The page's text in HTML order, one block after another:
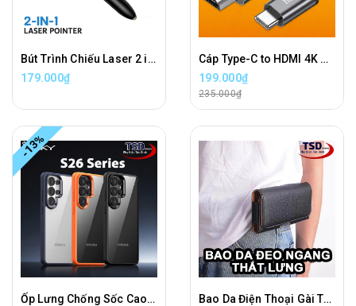
Bút Trình Chiếu Laser 2 in 1 Hoco GM203 Wireless Presenter Chính Hãng
179.000₫
Cáp Type-C to HDMI 4K Hoco UA27 Chính Hãng Dài 2 Mét
199.000₫
235.000₫
-13%
Ốp Lưng Chống Sốc Cao Cấp iPaky Cho Samsung S26 / S26 PLUS / S26 ULTRA Chính Hãng
Bao Da Điện Thoại Gài Thắt Lưng Cao Cấp Đeo NGANG Bên Hông